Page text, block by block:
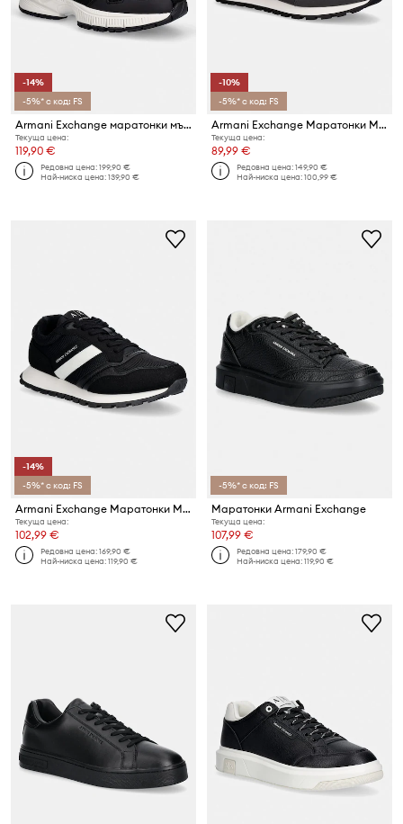
-14%
-5%* с код: FS
Armani Exchange маратонки мъжки
Текуща цена:
119,90 €
Редовна цена:199,90 €
Най-ниска цена:139,90 €
-10%
-5%* с код: FS
Armani Exchange Маратонки Мъжки
Текуща цена:
89,99 €
Редовна цена:149,90 €
Най-ниска цена:100,99 €
-14%
-5%* с код: FS
Armani Exchange Маратонки Мъжки
Текуща цена:
102,99 €
Редовна цена:169,90 €
Най-ниска цена:119,90 €
-5%* с код: FS
Маратонки Armani Exchange
Текуща цена:
107,99 €
Редовна цена:179,90 €
Най-ниска цена:119,90 €